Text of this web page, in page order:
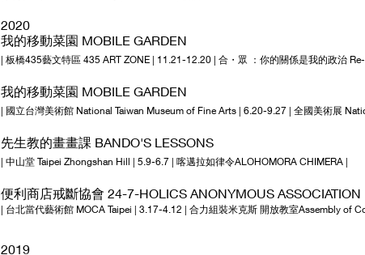
2020
我的移動菜園 MOBILE GARDEN
| 板橋435藝文特區 435 ART ZONE | 11.21-12.20 | 合・眾 ：你的關係是我的政治
我的移動菜園 MOBILE GARDEN
| 國立台灣美術館 National Taiwan Museum of Fine Arts | 6.20-9.27 | 全國美術展
先生教的畫畫課 BANDO'S LESSONS
| 中山堂 Taipei Zhongshan Hill | 5.9-6.7 | 喀邁拉如律令ALOHOMORA CHIMERA |
便利商店戒斷協會 24-7-HOLICS ANONYMOUS ASSOCIATION
| 台北當代藝術館 MOCA Taipei | 3.17-4.12 | 合力組裝米克斯 開放教室Assembly of
2019